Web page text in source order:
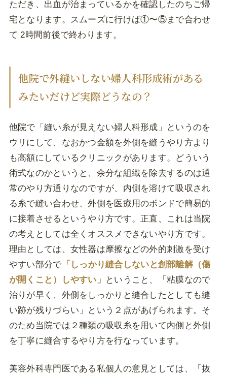
ただき、出血が治まっているかを確認したのちご帰
宅となります。スムーズに行けば①〜⑤まで合わせ
て 2時間前後で終わります。
他院で外縫いしない婦人科形成術がある
みたいだけど実際どうなの？
他院で「縫い糸が見えない婦人科形成」というのを
ウリにして、なおかつ金額を外側を縫うやり方より
も高額にしているクリニックがあります。どういう
術式なのかというと、余分な組織を除去するのは通
常のやり方通りなのですが、内側を溶けて吸収され
る糸で縫い合わせ、外側を医療用のボンドで簡易的
に接着させるというやり方です。正直、これは当院
の考えとしては全くオススメできないやり方です。
理由としては、女性器は摩擦などの外的刺激を受け
やすい部分で 「しっかり縫合しないと創部離解（傷
が開くこと）しやすい」
ということ、「粘膜なので
治りが早く、外側をしっかりと縫合したとしても縫
い跡が残りづらい」という２点があげられます。そ
のため当院では２種類の吸収糸を用いて内側と外側
を丁寧に縫合するやり方を行なっています。
美容外科専門医である私個人の意見としては、「抜